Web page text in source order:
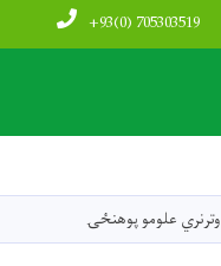
+93(0) 705303519
وترنري علومو پوهنځۍ